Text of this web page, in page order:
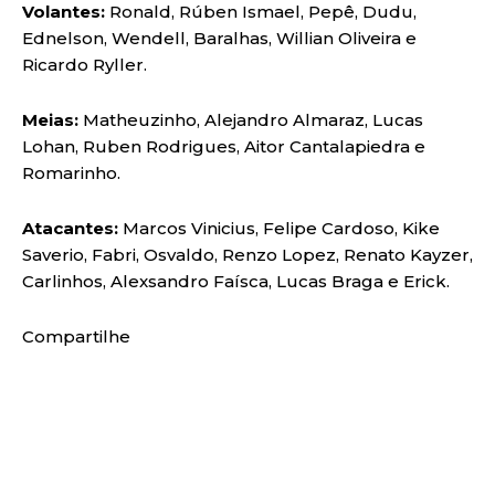
Volantes: Ronald, Rúben Ismael, Pepê, Dudu,
Ednelson, Wendell, Baralhas, Willian Oliveira e
Ricardo Ryller.
Meias: Matheuzinho, Alejandro Almaraz, Lucas
Lohan, Ruben Rodrigues, Aitor Cantalapiedra e
Romarinho.
Atacantes: Marcos Vinicius, Felipe Cardoso, Kike
Saverio, Fabri, Osvaldo, Renzo Lopez, Renato Kayzer,
Carlinhos, Alexsandro Faísca, Lucas Braga e Erick.
Compartilhe